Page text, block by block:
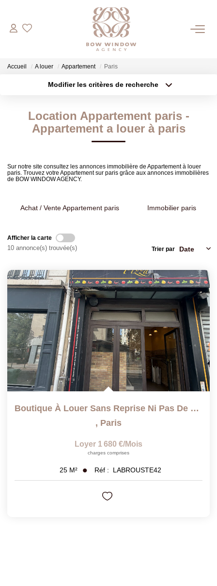
COMMERCES
Boutiques
HABITATIONS
NOTRE AGENCE
Accueil A louer Appartement Paris
Modifier les critères de recherche
Appartement
Type de bien
Surface min
Créer une alerte
Location Appartement paris -
Appartement a louer à paris
Sur notre site consultez les annonces immobilière de Appartement à louer
paris. Trouvez votre Appartement sur paris grâce aux annonces immobilières
de BOW WINDOW AGENCY.
Achat / Vente Appartement paris Immobilier paris
Afficher la carte
10 annonce(s) trouvée(s) Trier par
Boutique À Louer Sans Reprise Ni Pas De Porte
, Paris
Loyer 1 680 €/mois
charges comprises
25 M² Réf : LABROUSTE42